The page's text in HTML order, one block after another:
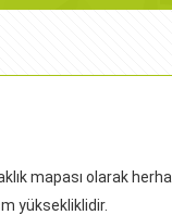
mapası olarak
yüksekliklidir.